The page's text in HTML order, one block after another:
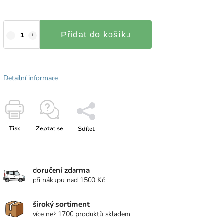
Přidat do košíku
Detailní informace
Tisk Zeptat se Sdílet
doručení zdarma
při nákupu nad 1500 Kč
široký sortiment
více než 1700 produktů skladem